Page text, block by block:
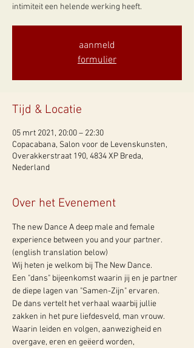
intimiteit een helende werking heeft.
aanmeld
formulier
Tijd & Locatie
05 mrt 2021, 20:00 – 22:30
Copacabana, Salon voor de Levenskunsten,
Overakkerstraat 190, 4834 XP Breda,
Nederland
Over het Evenement
The new Dance A deep male and female
experience between you and your partner.
(english translation below)
Wij heten je welkom bij The New Dance.
Een "dans" bijeenkomst waarin jij en je partner
de diepe lagen van "Samen-Zijn" ervaren.
De dans vertelt het verhaal waarbij jullie
zakken in het pure liefdesveld, man vrouw.
Waarin leiden en volgen, aanwezigheid en
overgave, eren en geëerd worden,